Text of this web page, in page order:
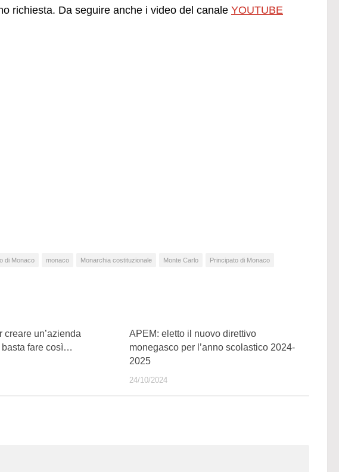
richiesta. Da seguire anche i video del canale YOUTUBE
di Monaco monaco Monarchia costituzionale Monte Carlo Principato di Monaco
creare un’azienda
basta fare così…
APEM: eletto il nuovo direttivo
monegasco per l’anno scolastico 2024-
2025
24/10/2024